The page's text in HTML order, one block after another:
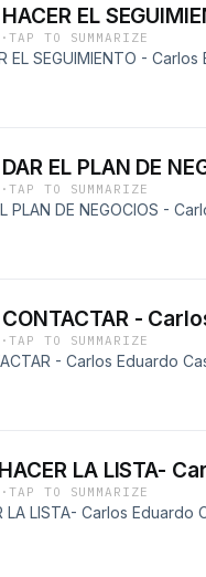
EL
·TAP TO SUMMARIZE
EL SEGUIMIENTO -
EL PLAN DE
·TAP TO SUMMARIZE
PLAN DE NEGOCIOS -
-
·TAP TO SUMMARIZE
- Carlos Eduardo
LA LISTA-
·TAP TO SUMMARIZE
LA LISTA- Carlos Eduardo